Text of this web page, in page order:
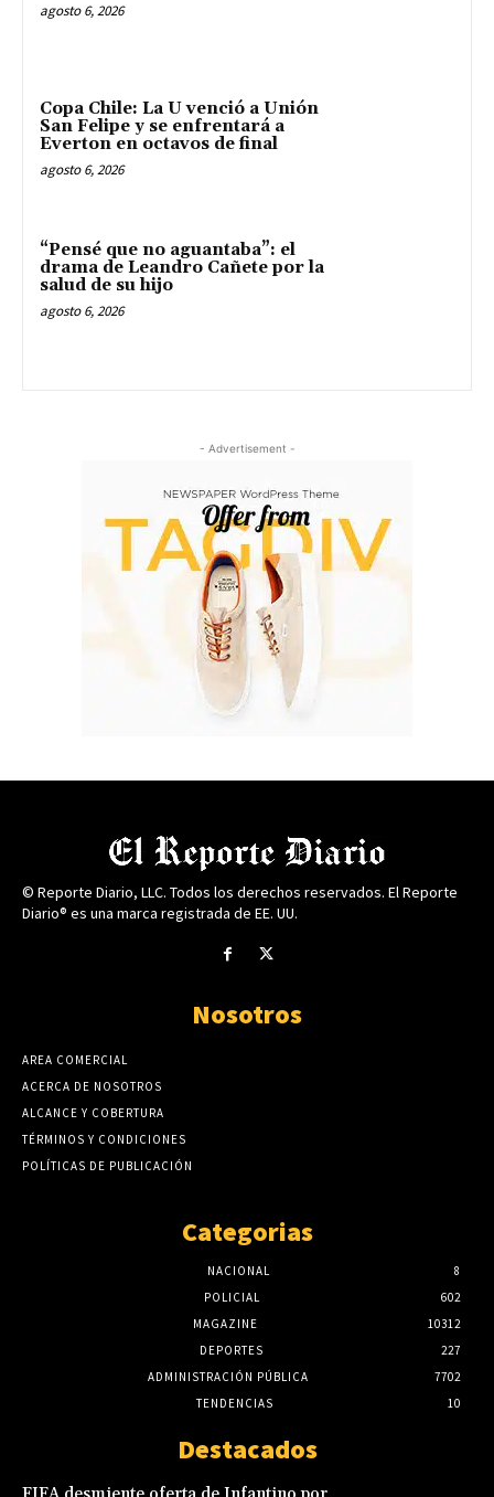
agosto 6, 2026
Copa Chile: La U venció a Unión
San Felipe y se enfrentará a
Everton en octavos de final
agosto 6, 2026
“Pensé que no aguantaba”: el
drama de Leandro Cañete por la
salud de su hijo
agosto 6, 2026
- Advertisement -
© Reporte Diario, LLC. Todos los derechos reservados. El Reporte
Diario® es una marca registrada de EE. UU.
Nosotros
AREA COMERCIAL
ACERCA DE NOSOTROS
ALCANCE Y COBERTURA
TÉRMINOS Y CONDICIONES
POLÍTICAS DE PUBLICACIÓN
Categorias
NACIONAL
8
POLICIAL
602
MAGAZINE
10312
DEPORTES
227
ADMINISTRACIÓN PÚBLICA
7702
TENDENCIAS
10
Destacados